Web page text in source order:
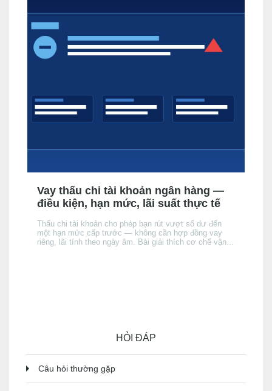
Vay thấu chi tài khoản ngân hàng —
điều kiện, hạn mức, lãi suất thực tế
Thấu chi tài khoản cho phép bạn rút vượt số dư đến
một hạn mức cấp trước — không cần hợp đồng vay
riêng, lãi tính theo ngày âm. Bài giải thích cơ chế vận
HỎI ĐÁP
Câu hỏi thường gặp